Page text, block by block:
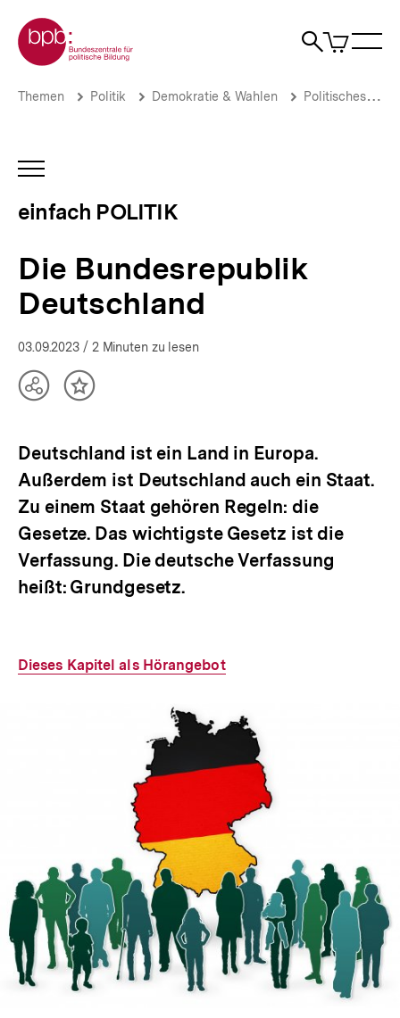
zum
Seiteninhalt
springen
Zur Startseite der bpb
Suche
Artikel
im
Die
einfach
POLITIK
bpb.de
Brotkrümelnavigation
Pfadnavigation
Themen Politik Demokratie & Wahlen Politisches System
INHALTSNAVIGATION
einfach POLITIK
Die Bundesrepublik
Deutschland
03.09.2023 / 2 Minuten zu lesen
TeilenInhalt
Deutschland ist ein Land in Europa.
Außerdem ist Deutschland auch ein Staat.
Zu einem Staat gehören Regeln: die
Gesetze. Das wichtigste Gesetz ist die
Verfassung. Die deutsche Verfassung
heißt: Grundgesetz.
Interner
Dieses Kapitel als Hörangebot
Lightbox
öffnen